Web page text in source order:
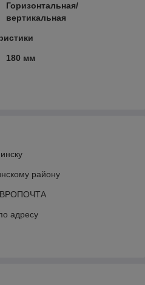
Горизонтальная/
вертикальная
180 мм
району
адресу